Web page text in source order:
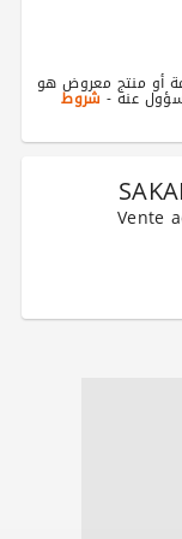
أو منتج معروض هو
عنه - شروط
Vente